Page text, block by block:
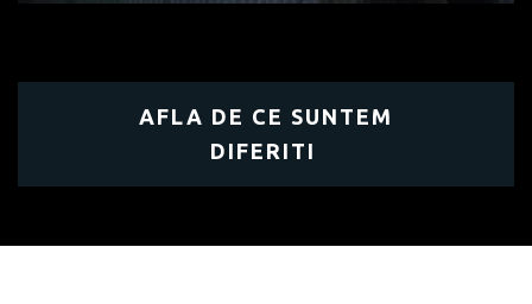
AFLA DE CE SUNTEM
DIFERITI